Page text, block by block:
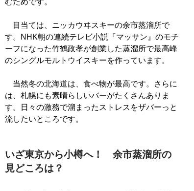
目当ては、ニッカウヰスキーの余市蒸溜所で
す。NHK朝の連続テレビ小説『マッサン』のモチ
ーフになった竹鶴政孝が創業した蒸溜所で最高峰
のシングルモルトウイスキーを作っています。
当然冬の北海道は、食べ物が最高です。さらに
は、札幌にも素晴らしいバーがたくさんありま
す。日々の激務で溜まったストレスをザバーっと
流したいところです。
いざ東京から小樽へ！ 余市蒸溜所の
見どころは？